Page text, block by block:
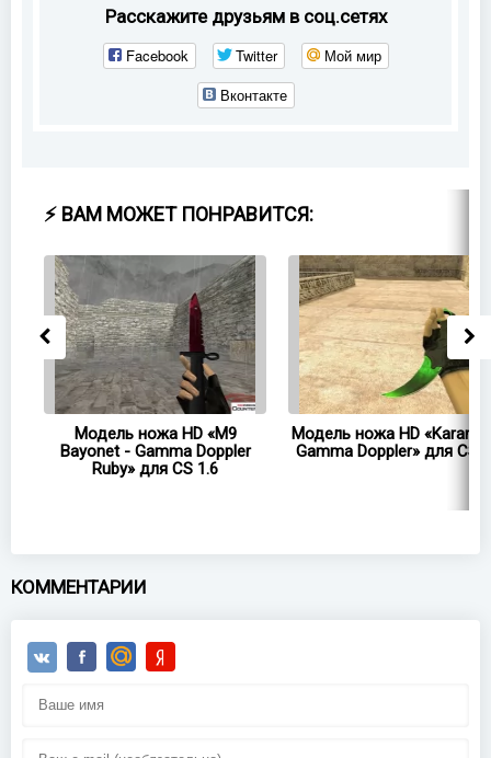
Расскажите друзьям в соц.сетях
Facebook Twitter
Мой мир
Вконтакте
⚡ ВАМ МОЖЕТ ПОНРАВИТСЯ:
Модель ножа HD «M9
Bayonet - Gamma Doppler
Ruby» для CS 1.6
Модель ножа HD
Gamma Doppler» для CS
КОММЕНТАРИИ